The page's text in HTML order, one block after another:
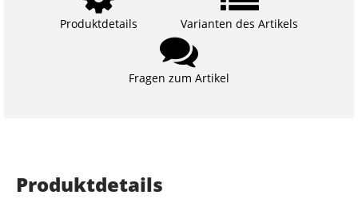
Produktdetails Varianten des Artikels
Fragen zum Artikel
Produktdetails